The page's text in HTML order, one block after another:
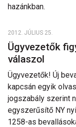
hazánkban.
2012. JÚLIUS 25.
Ügyvezetők
válaszol
Ügyvezetők! Új
kapcsán egyik
jogszabály szerint
egyszerűsítő NY
1258-as